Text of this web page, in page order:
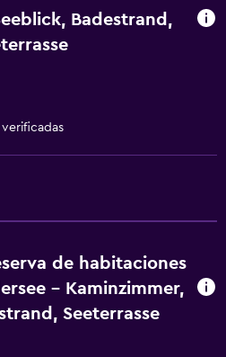
Badestrand,
de habitaciones
- Kaminzimmer,
Seeterrasse